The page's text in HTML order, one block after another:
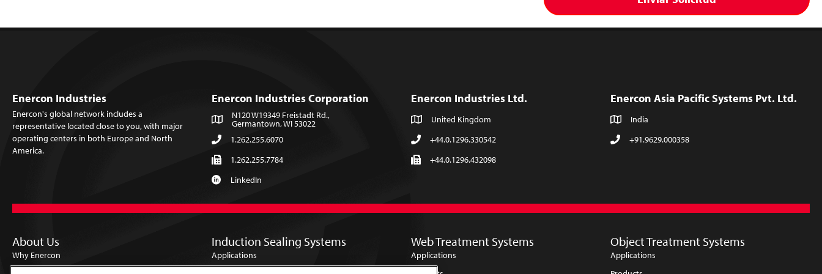
Enercon Industries
Enercon's global network includes a
representative located close to you, with major
operating centers in both Europe and North
America.
Enercon Industries Corporation
N120 W19349 Freistadt Rd.,
Germantown, WI 53022
1.262.255.6070
1.262.255.7784
LinkedIn
Enercon Industries Ltd.
United Kingdom
+44.0.1296.330542
+44.0.1296.432098
Enercon Asia Pacific Systems Pvt. Ltd.
India
+91.9629.000358
About Us
Why Enercon
Induction Sealing Systems
Applications
Web Treatment Systems
Applications
Object Treatment Systems
Applications